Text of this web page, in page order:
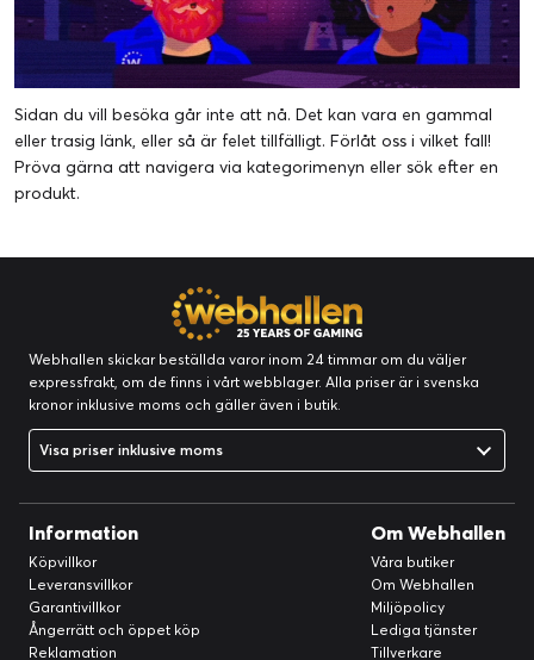
Sidan du vill besöka går inte att nå. Det kan vara en gammal
eller trasig länk, eller så är felet tillfälligt. Förlåt oss i vilket fall!
Pröva gärna att navigera via kategorimenyn eller sök efter en
produkt.
Webhallen skickar beställda varor inom 24 timmar om du väljer
expressfrakt, om de finns i vårt webblager. Alla priser är i svenska
kronor inklusive moms och gäller även i butik.
Visa priser inklusive moms
Information
Köpvillkor
Leveransvillkor
Garantivillkor
Ångerrätt och öppet köp
Reklamation
Om Webhallen
Våra butiker
Om Webhallen
Miljöpolicy
Lediga tjänster
Tillverkare